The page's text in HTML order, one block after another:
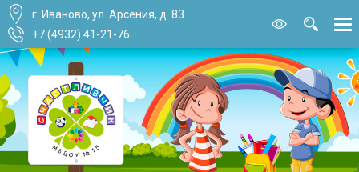
Версия для
г. Иваново, ул. Арсения, д. 83
+7 (4932) 41-21-76